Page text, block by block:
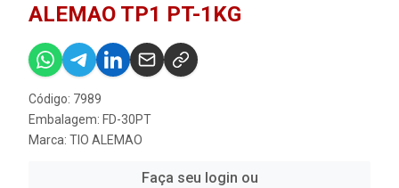
ALEMAO TP1 PT-1KG
Código: 7989
Embalagem: FD-30PT
Marca: TIO ALEMAO
Faça seu login ou